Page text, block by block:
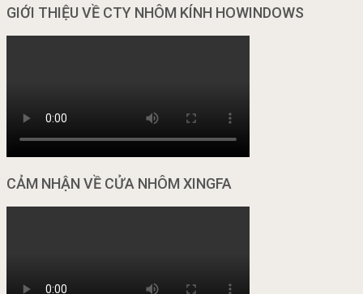
GIỚI THIỆU VỀ CTY NHÔM KÍNH HOWINDOWS
CẢM NHẬN VỀ CỬA NHÔM XINGFA